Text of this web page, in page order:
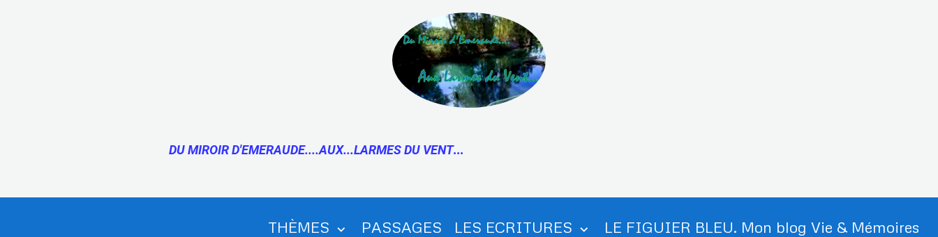
DU MIROIR D'EMERAUDE....AUX...LARMES DU VENT...
THÈMES PASSAGES LES ECRITURES
LE FIGUIER BLEU. Mon blog Vie & Mémoires